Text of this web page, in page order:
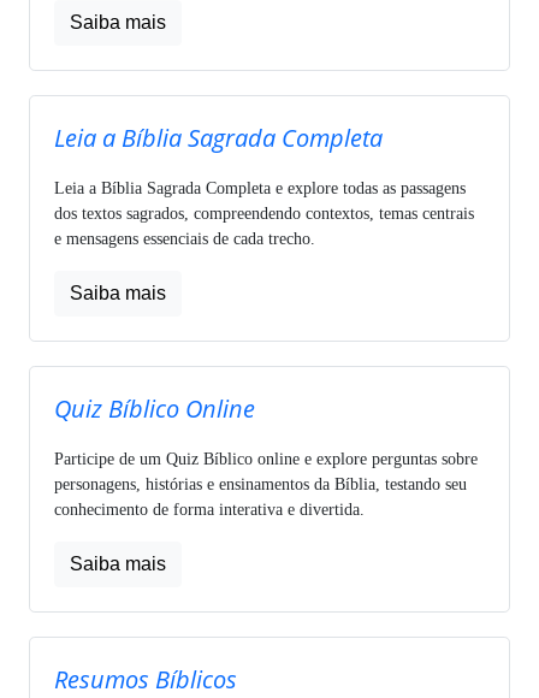
Saiba mais
Leia a Bíblia Sagrada Completa
Leia a Bíblia Sagrada Completa e explore todas as passagens
dos textos sagrados, compreendendo contextos, temas centrais
e mensagens essenciais de cada trecho.
Saiba mais
Quiz Bíblico Online
Participe de um Quiz Bíblico online e explore perguntas sobre
personagens, histórias e ensinamentos da Bíblia, testando seu
conhecimento de forma interativa e divertida.
Saiba mais
Resumos Bíblicos